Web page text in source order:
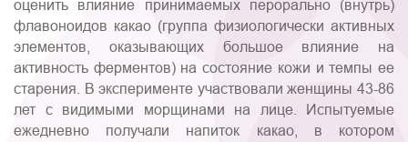
оценить влияние принимаемых перорально (внутрь)
флавоноидов какао (группа физиологически активных
элементов, оказывающих большое влияние на
активность ферментов) на состояние кожи и темпы ее
старения. В эксперименте участвовали женщины 43-86
лет с видимыми морщинами на лице. Испытуемые
ежедневно получали напиток какао, в котором